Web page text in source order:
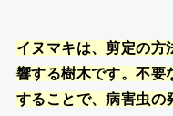
イヌマキは、剪定の方
響する樹木です。不要
することで、病害虫の